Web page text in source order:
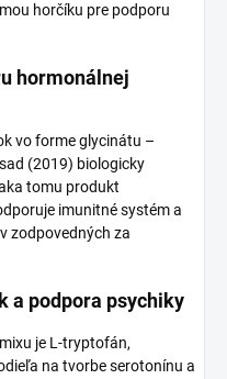
horčíku pre podporu
hormonálnej
vo forme glycinátu –
(2019) biologicky
tomu produkt
imunitné systém a
zodpovedných za
a podpora psychiky
je L-tryptofán,
na tvorbe serotonínu a